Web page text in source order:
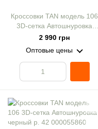
Кроссовки TAN модель 106
3D-сетка Автошнуровка
койот р. 42
2 990 грн
Оптовые цены